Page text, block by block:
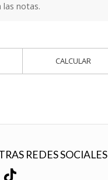
las notas.
CALCULAR
REDES SOCIALES